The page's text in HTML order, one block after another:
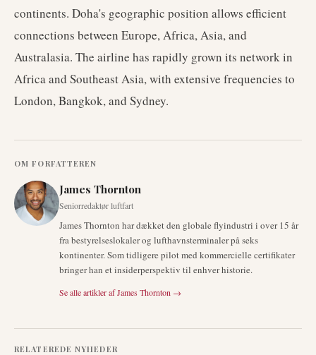
continents. Doha's geographic position allows efficient
connections between Europe, Africa, Asia, and
Australasia. The airline has rapidly grown its network in
Africa and Southeast Asia, with extensive frequencies to
London, Bangkok, and Sydney.
OM FORFATTEREN
James Thornton
Seniorredaktør luftfart
James Thornton har dækket den globale flyindustri i over 15 år
fra bestyrelseslokaler og lufthavnsterminaler på seks
kontinenter. Som tidligere pilot med kommercielle certifikater
bringer han et insiderperspektiv til enhver historie.
Se alle artikler afJames Thornton →
RELATEREDE NYHEDER